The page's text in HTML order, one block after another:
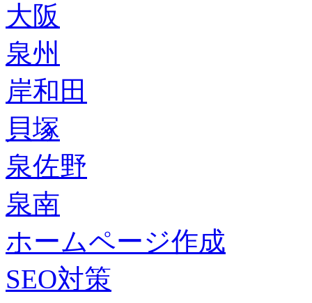
大阪
泉州
岸和田
貝塚
泉佐野
泉南
ホームページ作成
SEO対策